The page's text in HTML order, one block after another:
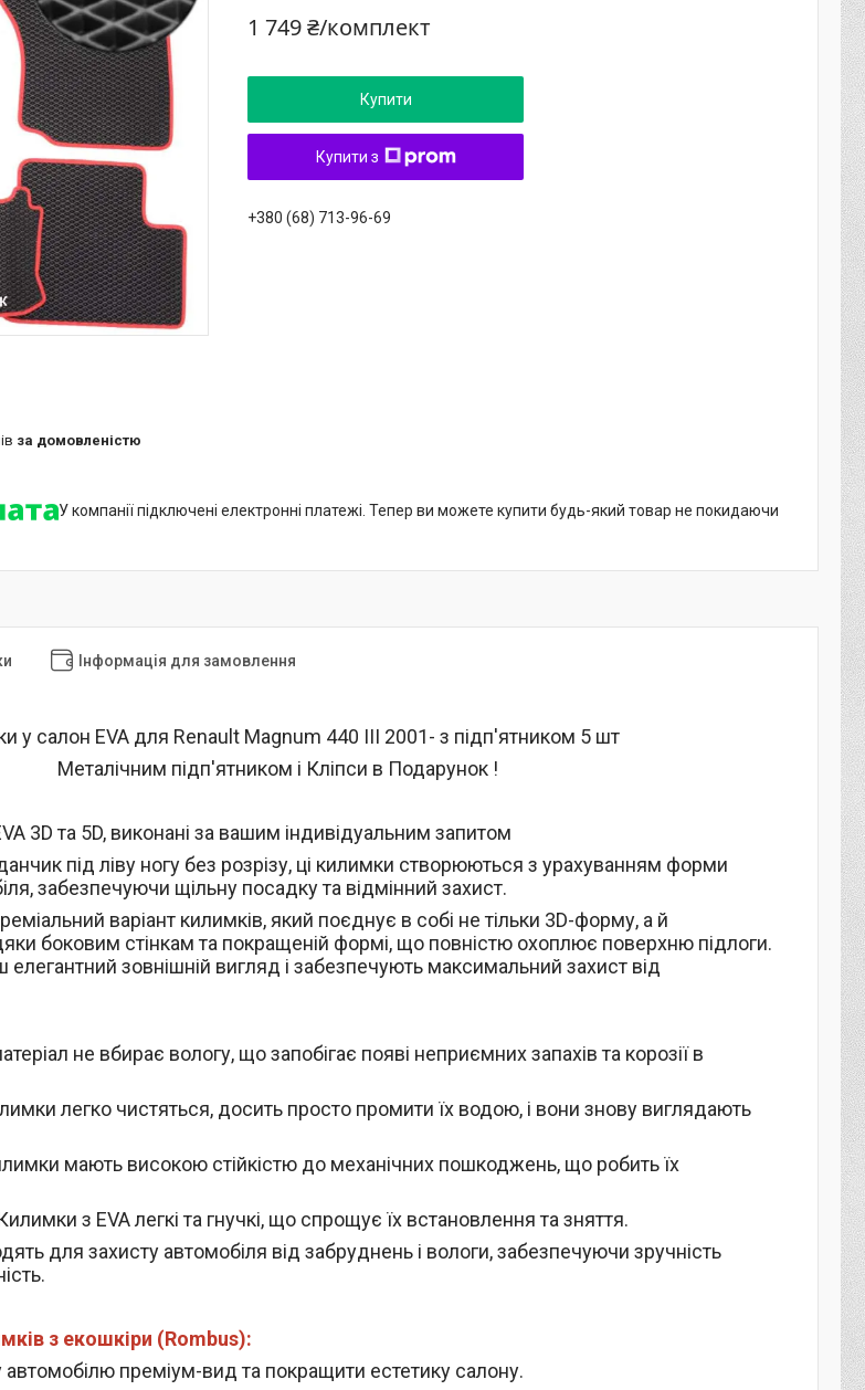
1 749 ₴/комплект
Купити
Купити з
+380 (68) 713-96-69
за домовленістю
У компанії підключені електронні платежі. Тепер ви можете купити будь-який товар не покидаючи
Інформація для замовлення
у салон EVA для Renault Magnum 440 III 2001- з підп'ятником 5 шт
Металічним підп'ятником і Кліпси в Подарунок !
3D та 5D, виконані за вашим індивідуальним запитом
під ліву ногу без розрізу, ці килимки створюються з урахуванням форми
забезпечуючи щільну посадку та відмінний захист.
варіант килимків, який поєднує в собі не тільки 3D-форму, а й
боковим стінкам та покращеній формі, що повністю охоплює поверхню підлоги.
зовнішній вигляд і забезпечують максимальний захист від
не вбирає вологу, що запобігає появі неприємних запахів та корозії в
легко чистяться, досить просто промити їх водою, і вони знову виглядають
мають високою стійкістю до механічних пошкоджень, що робить їх
з EVA легкі та гнучкі, що спрощує їх встановлення та зняття.
для захисту автомобіля від забруднень і вологи, забезпечуючи зручність
з екошкіри (Rombus):
автомобілю преміум-вид та покращити естетику салону.